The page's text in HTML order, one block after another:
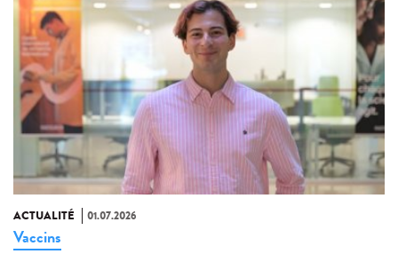
ACTUALITÉ 01.07.2026
Vaccins